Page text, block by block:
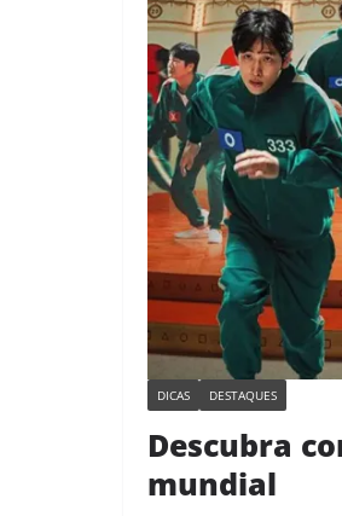
DICAS DESTAQUES
Descubra
mundial